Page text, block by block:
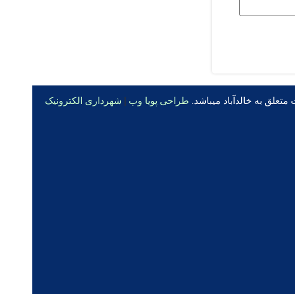
به خالدآباد میباشد. طراحی پویا وب شهرداری الکترونیک